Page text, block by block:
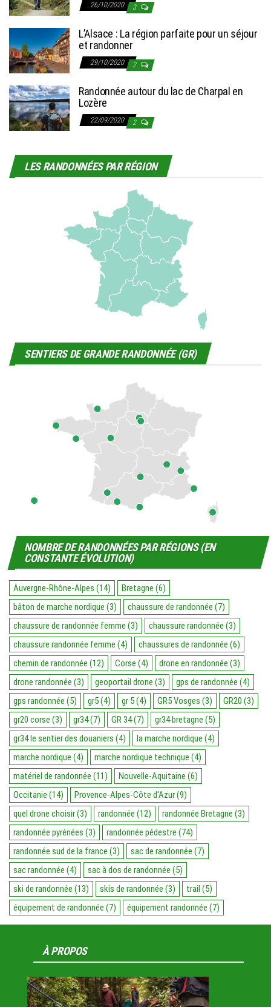
26/10/2020 3
L’Alsace : La région parfaite pour un séjour
et randonner
29/10/2020 2
Randonnée autour du lac de Charpal en
Lozère
22/09/2020 2
LES RANDONNÉES PAR RÉGION
SENTIERS DE GRANDE RANDONNÉE (GR)
NOMBRE DE RANDONNÉES PAR RÉGIONS (EN
CONSTANTE ÉVOLUTION)
Auvergne-Rhône-Alpes (14) Bretagne (6)
bâton de marche nordique (3) chaussure de randonnée (7)
chaussure de randonnée femme (3) chaussure randonnée (3)
chaussure randonnée femme (4) chaussures de randonnée (6)
chemin de randonnée (12) Corse (4) drone en randonnée (3)
drone randonnée (3) geoportail drone (3) gps de randonnée (4)
gps randonnée (5) gr5(4) gr 5(4) GR5 Vosges (3) GR20 (3)
gr20 corse (3) gr34(7) GR 34(7) gr34 bretagne (5)
gr34 le sentier des douaniers (4) la marche nordique (4)
marche nordique (4) marche nordique technique (4)
matériel de randonnée (11) Nouvelle-Aquitaine (6)
Occitanie (14) Provence-Alpes-Côte d'Azur(9)
quel drone choisir(3) randonnée (12) randonnée Bretagne (3)
randonnée pyrénées (3) randonnée pédestre (74)
randonnée sud de la france (3) sac de randonnée (7)
sac randonnée (4) sac à dos de randonnée (5)
ski de randonnée (13) skis de randonnée (3) trail (5)
équipement de randonnée (7) équipement randonnée (7)
À PROPOS